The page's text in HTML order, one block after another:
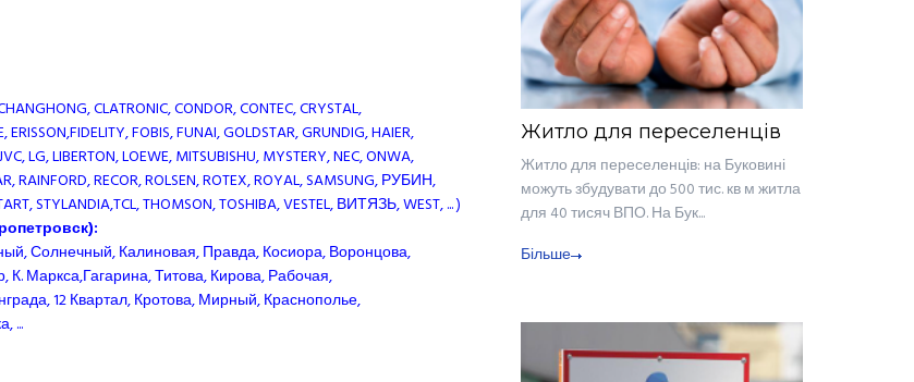
CLATRONIC, CONDOR, CONTEC, CRYSTAL,
FOBIS, FUNAI, GOLDSTAR, GRUNDIG, HAIER,
LG, LIBERTON, LOEWE, MITSUBISHU, MYSTERY, NEC, ONWA,
RAINFORD, RECOR, ROLSEN, ROTEX, ROYAL, SAMSUNG, РУБИН,
STYLANDIA,TCL, THOMSON, TOSHIBA, VESTEL, ВИТЯЗЬ, WEST, ... )
Солнечный, Калиновая, Правда, Косиора, Воронцова,
Маркса,Гагарина, Титова, Кирова, Рабочая,
12 Квартал, Кротова, Мирный, Краснополье,
...
Житло для переселенців
Житло для переселенців: на Буковині
можуть збудувати до 500 тис. кв м житла
для 40 тисяч ВПО. На Бук...
Більше